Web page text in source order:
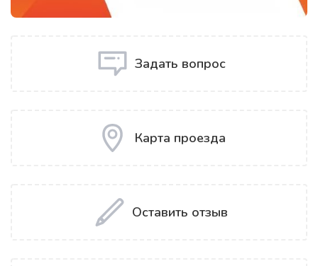
Задать вопрос
Карта проезда
Оставить отзыв